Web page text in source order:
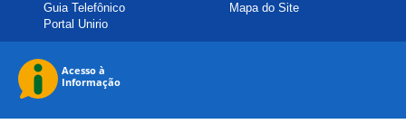
Guia Telefônico
Portal Unirio
Mapa do Site